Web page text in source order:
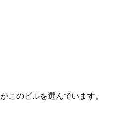
このビルを選んでいます。